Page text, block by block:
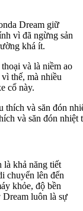
Dream giữ
vì đã ngừng sản
khá ít.
và là niềm ao
thế, mà nhiều
cổ này.
và săn đón nhiệt
là khả năng tiết
chuyển lên đến
khỏe, độ bền
luôn là sự